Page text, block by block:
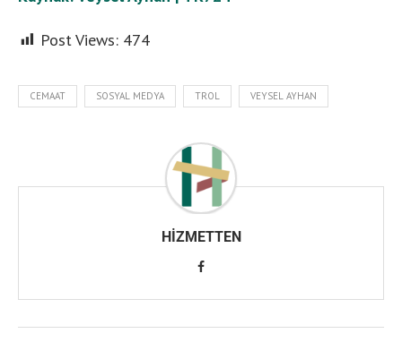
Post Views: 474
CEMAAT SOSYAL MEDYA TROL VEYSEL AYHAN
HIZMETTEN